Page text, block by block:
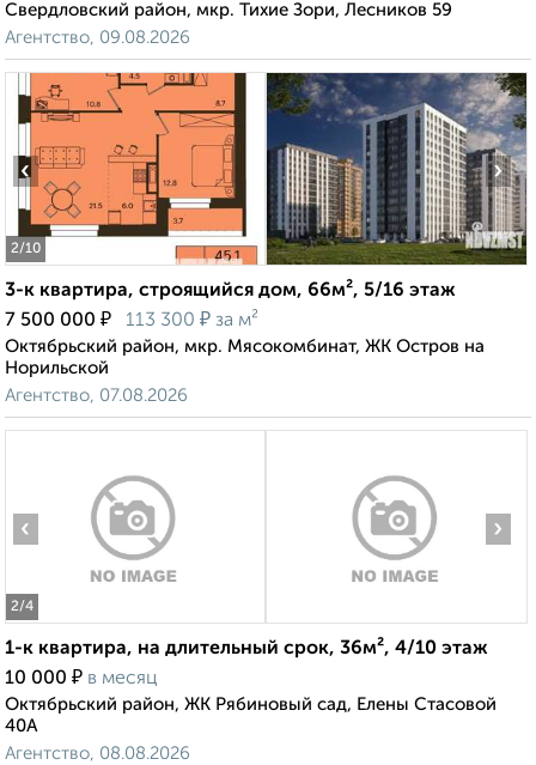
Свердловский район, мкр. Тихие Зори, Лесников 59
Агентство, 09.08.2026
2/10
‹ ›
3-к квартира, строящийся дом, 66м², 5/16 этаж
7 500 000 ₽ 113 300 ₽ за м²
Октябрьский район, мкр. Мясокомбинат, ЖК Остров на
Норильской
Агентство, 07.08.2026
2/4
‹ ›
1-к квартира, на длительный срок, 36м², 4/10 этаж
10 000 ₽ в месяц
Октябрьский район, ЖК Рябиновый сад, Елены Стасовой
40А
Агентство, 08.08.2026